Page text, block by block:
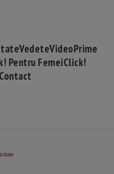
VedeteVideoPrime
Pentru FemeiClick!
Contact